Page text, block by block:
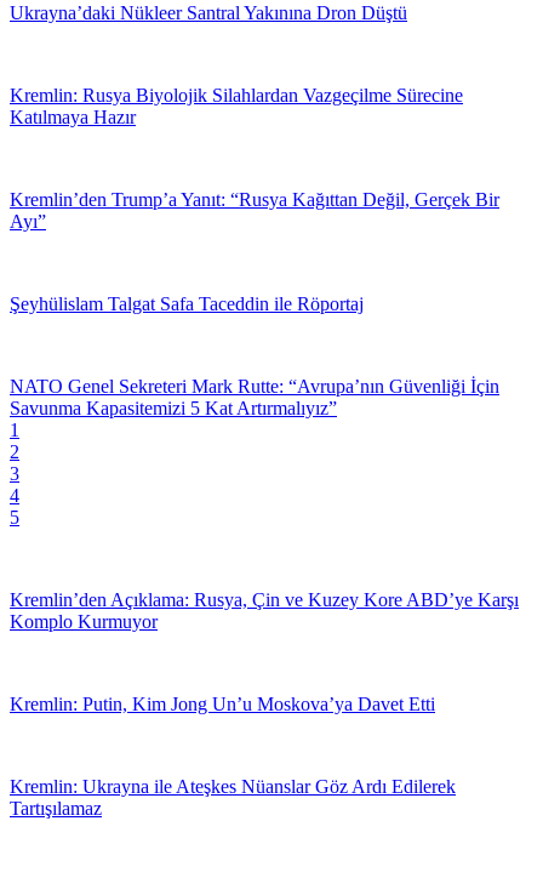
Ukrayna’daki Nükleer Santral Yakınına Dron Düştü
Kremlin: Rusya Biyolojik Silahlardan Vazgeçilme Sürecine
Katılmaya Hazır
Kremlin’den Trump’a Yanıt: “Rusya Kağıttan Değil, Gerçek Bir
Ayı”
Şeyhülislam Talgat Safa Taceddin ile Röportaj
NATO Genel Sekreteri Mark Rutte: “Avrupa’nın Güvenliği İçin
Savunma Kapasitemizi 5 Kat Artırmalıyız”
1
2
3
4
5
Kremlin’den Açıklama: Rusya, Çin ve Kuzey Kore ABD’ye Karşı
Komplo Kurmuyor
Kremlin: Putin, Kim Jong Un’u Moskova’ya Davet Etti
Kremlin: Ukrayna ile Ateşkes Nüanslar Göz Ardı Edilerek
Tartışılamaz